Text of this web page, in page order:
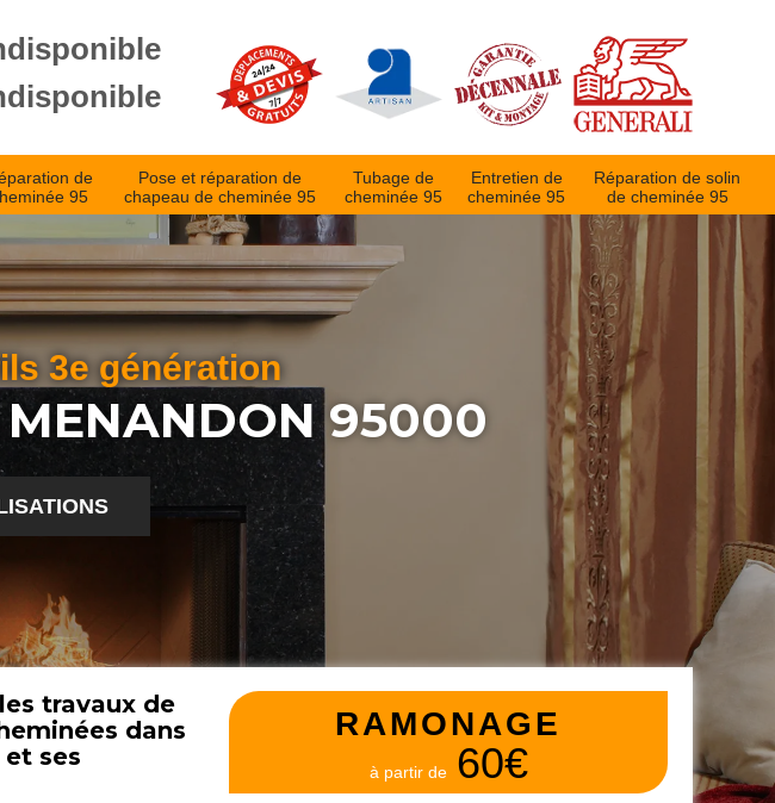
de
95
Pose et réparation de
chapeau de cheminée 95
Tubage de
cheminée 95
Entretien de
cheminée 95
Réparation de solin
de cheminée 95
3e génération
95000
travaux de
dans
ses
RAMONAGE
à partir de 60€